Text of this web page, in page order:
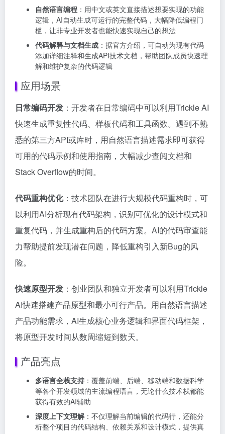
自然语言编程 ：用中文或英文直接描述想要实现的功能
逻辑，AI自动生成可运行的完整代码，大幅降低编程门
槛，让非专业开发者也能快速实现自己的想法
代码解释与文档生成 ：据官方介绍，可自动为现有代码
添加详细注释和生成API技术文档，帮助团队成员快速理
解和维护复杂的代码逻辑
应用场景
日常编码开发 ：开发者在日常编码中可以利用Trickle AI
快速生成重复性代码、样板代码和工具函数。遇到不熟
悉的第三方API或库时，用自然语言描述需求即可获得
可用的代码示例和使用指南，大幅减少查阅文档和
Stack Overflow的时间。
代码重构优化：技术团队在进行大规模代码重构时，可
以利用AI分析现有代码架构，识别可优化的设计模式和
重复代码，并生成重构后的代码方案。AI的代码审查能
力帮助提前发现潜在问题，降低重构引入新Bug的风
险。
快速原型开发 ：创业团队和独立开发者可以利用Trickle
AI快速搭建产品原型和最小可行产品。用自然语言描述
产品功能需求，AI生成核心业务逻辑和界面代码框架，
将原型开发时间从数周缩短到数天。
产品亮点
多语言全栈支持 ：覆盖前端、后端、移动端和数据科学
等各个开发领域的主流编程语言，无论什么技术栈都能
获得有效的AI辅助
深度上下文理解：不仅理解当前编辑的代码行，还能分
析整个项目的代码结构、依赖关系和设计模式，提供真